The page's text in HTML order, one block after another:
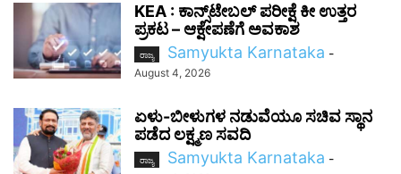
KEA : ಕಾನ್ಸ್‌ಟೇಬಲ್ ಪರೀಕ್ಷೆ ಕೀ ಉತ್ತರ
ಪ್ರಕಟ – ಆಕ್ಷೇಪಣೆಗೆ ಅವಕಾಶ
ರಾಜ್ಯ Samyukta Karnataka -
August 4, 2026
ಏಳು-ಬೀಳುಗಳ ನಡುವೆಯೂ ಸಚಿವ ಸ್ಥಾನ
ಪಡೆದ ಲಕ್ಷ್ಮಣ ಸವದಿ
ರಾಜ್ಯ Samyukta Karnataka -